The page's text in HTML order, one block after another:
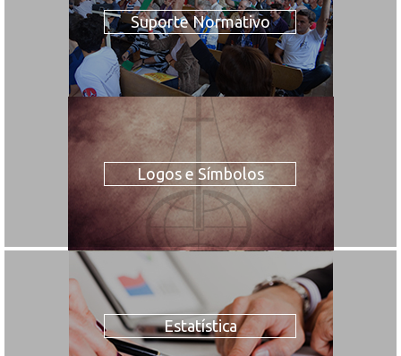
Suporte Normativo
Logos e Símbolos
Estatística